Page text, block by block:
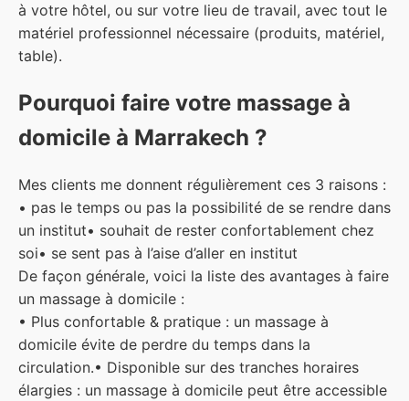
à votre hôtel, ou sur votre lieu de travail, avec tout le
matériel professionnel nécessaire (produits, matériel,
table).
Pourquoi faire votre massage à
domicile à Marrakech ?
Mes clients me donnent régulièrement ces 3 raisons :
• pas le temps ou pas la possibilité de se rendre dans
un institut• souhait de rester confortablement chez
soi• se sent pas à l’aise d’aller en institut
De façon générale, voici la liste des avantages à faire
un massage à domicile :
• Plus confortable & pratique : un massage à
domicile évite de perdre du temps dans la
circulation.• Disponible sur des tranches horaires
élargies : un massage à domicile peut être accessible